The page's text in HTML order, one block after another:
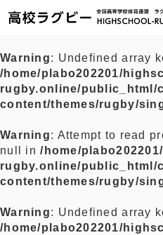
ご挨拶
全国チーム紹介
Warning: Undefined array
/home/plabo202201/
rugby.online/public_html/
content/themes/rugby/
Warning: Attempt to read
null in/home/
rugby.online/public_html/
content/themes/rugby/
Warning: Undefined array
/home/plabo202201/